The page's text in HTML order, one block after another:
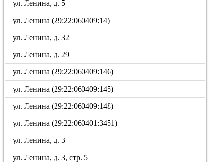
ул. Ленина, д. 5
ул. Ленина (29:22:060409:14)
ул. Ленина, д. 32
ул. Ленина, д. 29
ул. Ленина (29:22:060409:146)
ул. Ленина (29:22:060409:145)
ул. Ленина (29:22:060409:148)
ул. Ленина (29:22:060401:3451)
ул. Ленина, д. 3
ул. Ленина, д. 3, стр. 5